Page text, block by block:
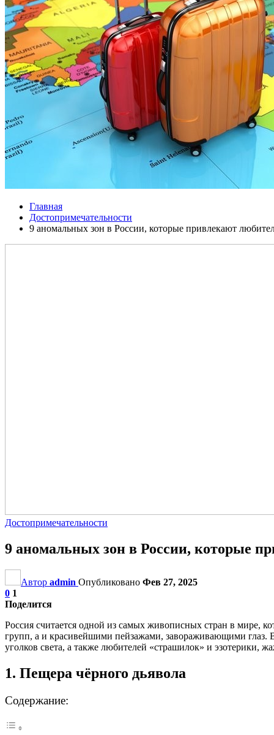
Главная
Достопримечательности
9 аномальных зон в России, которые привлекают
Достопримечательности
9 аномальных зон в России, которые
Автор admin Опубликовано Фев 27, 2025
0 1
Поделится
Россия считается одной из самых живописных стран в мире,
групп, а и красивейшими пейзажами, завораживающими
уголков света, а также любителей «страшилок» и эзотерики,
1. Пещера чёрного дьявола
Содержание: